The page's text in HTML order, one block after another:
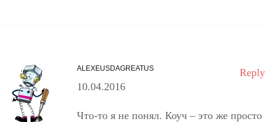
ALEXEUSDAGREATUS
10.04.2016
Что-то я не понял. Коуч – это же просто
Reply